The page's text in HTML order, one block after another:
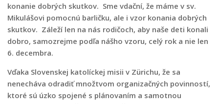
konanie dobrých skutkov. Sme vdační, že máme v sv.
Mikulášovi pomocnú barličku, ale i vzor konania dobrých
skutkov. Záleží len na nás rodičoch, aby naše deti konali
dobro, samozrejme podľa nášho vzoru, celý rok a nie len
6. decembra.
Vďaka Slovenskej katolíckej misii v Zürichu, že sa
nenecháva odradiť množtvom organizačných povinností,
ktoré sú úzko spojené s plánovaním a samotnou